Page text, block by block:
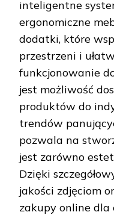
inteligentne
ergonomiczne
dodatki, które
przestrzeni i
funkcjonowanie
jest możliwość
produktów do
trendów
pozwala na
jest zarówno
Dzięki
jakości zdjęciom
zakupy online